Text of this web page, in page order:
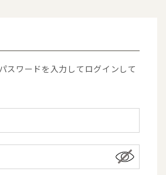
スワードを入力してログインして